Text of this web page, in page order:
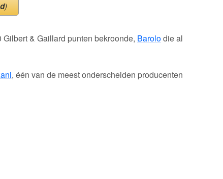
)
& Gaillard punten bekroonde, Barolodie al
, één van de meest onderscheiden producenten